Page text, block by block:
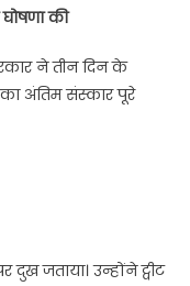
की
ने तीन दिन के
अंतिम संस्कार पूरे
जताया। उन्होंने ट्वीट